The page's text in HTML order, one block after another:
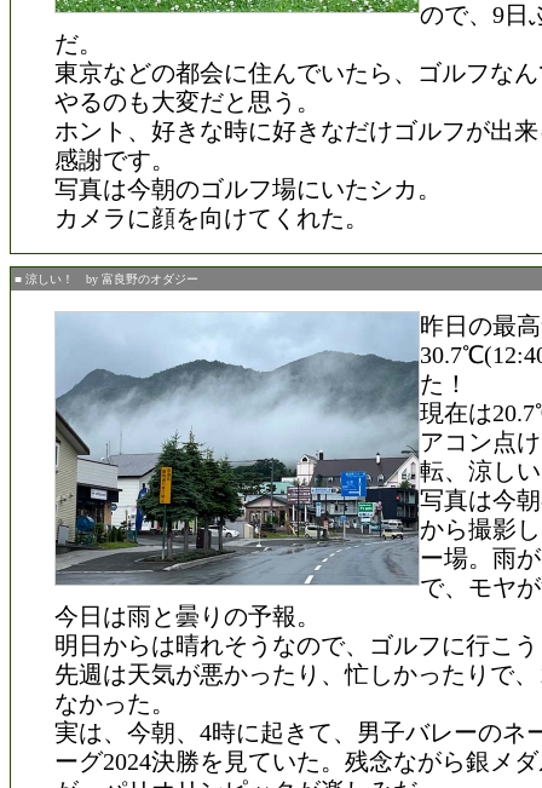
ので、9日
だ。
東京などの都会に住んでいたら、ゴルフな
やるのも大変だと思う。
ホント、好きな時に好きなだけゴルフが出
感謝です。
写真は今朝のゴルフ場にいたシカ。
カメラに顔を向けてくれた。
■ 涼しい！ by 富良野のオダジー
昨日の最
た！
現在は
アコン点
転、涼し
写真は今
から撮影
ー場。雨
で、モヤ
今日は雨と曇りの予報。
明日からは晴れそうなので、ゴルフに行こ
先週は天気が悪かったり、忙しかったりで
なかった。
実は、今朝、4時に起きて、男子バレーのネ
ーグ2024決勝を見ていた。残念ながら銀メ